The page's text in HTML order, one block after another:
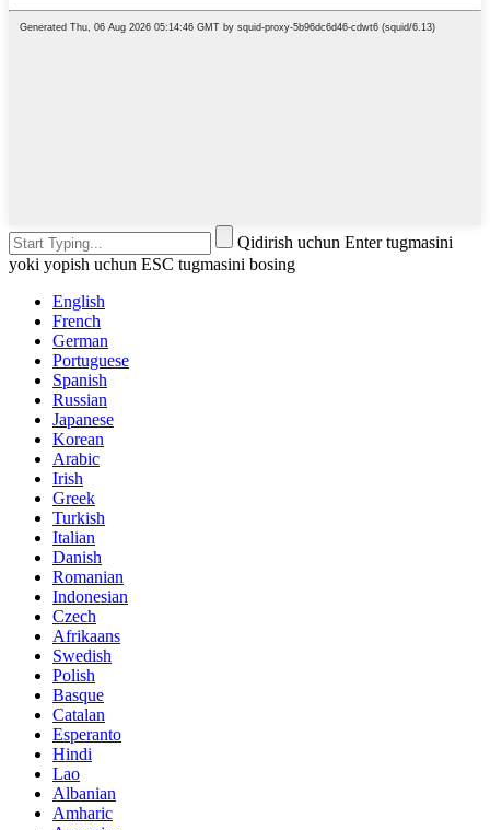
Qidirish uchun Enter tugmasini
yoki yopish uchun ESC tugmasini bosing
English
French
German
Portuguese
Spanish
Russian
Japanese
Korean
Arabic
Irish
Greek
Turkish
Italian
Danish
Romanian
Indonesian
Czech
Afrikaans
Swedish
Polish
Basque
Catalan
Esperanto
Hindi
Lao
Albanian
Amharic